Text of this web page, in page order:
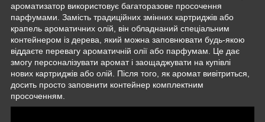
ароматизатор використовує багаторазове просочення
парфумами. Замість традиційних змінних картриджів або
крапель ароматичних олій, він обладнаний спеціальним
контейнером із дерева, який можна заповнювати будь-якою
віддаєте перевагу ароматичній олії або парфумам. Це дає
змогу персоналізувати аромат і заощаджувати на купівлі
нових картриджів або олій. Після того, як аромат вивітриться,
досить просто заповнити контейнер комплектним
просоченням.